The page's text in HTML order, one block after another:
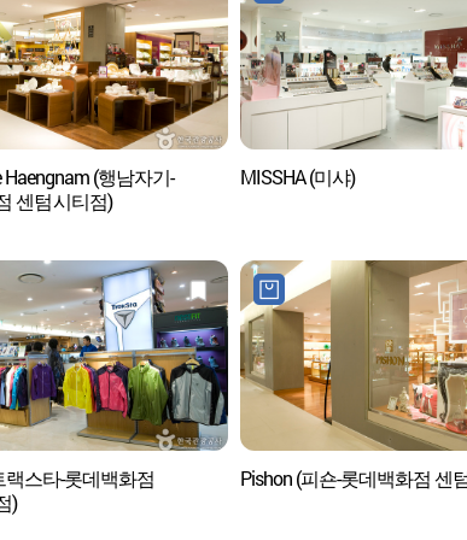
Haengnam (행남자기-
센텀시티점)
MISSHA (미샤)
랙스타-롯데백화점
)
Pishon (피숀-롯데백화점 센